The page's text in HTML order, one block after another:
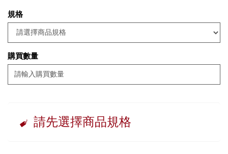
規格
購買數量
請先選擇商品規格